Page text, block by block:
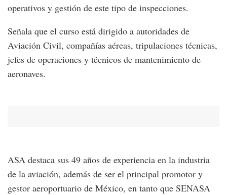
operativos y gestión de este tipo de inspecciones.
Señala que el curso está dirigido a autoridades de
Aviación Civil, compañías aéreas, tripulaciones técnicas,
jefes de operaciones y técnicos de mantenimiento de
aeronaves.
ASA destaca sus 49 años de experiencia en la industria
de la aviación, además de ser el principal promotor y
gestor aeroportuario de México, en tanto que SENASA